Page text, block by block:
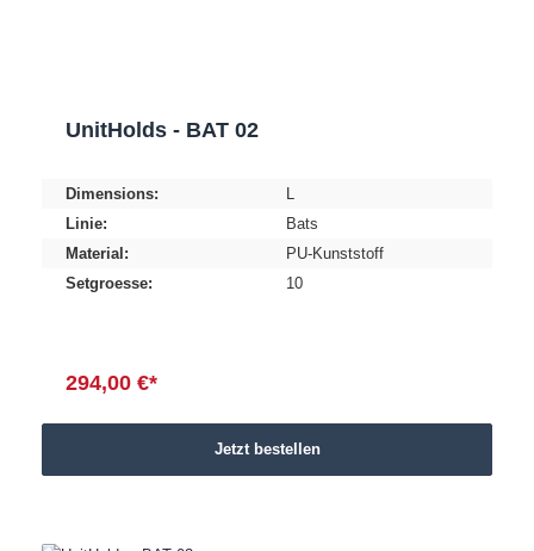
UnitHolds - BAT 02
Dimensions:
L
Linie:
Bats
Material:
PU-Kunststoff
Setgroesse:
10
294,00 €*
Jetzt bestellen